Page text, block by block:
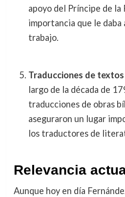
apoyo del Príncipe de la
importancia que le daba
trabajo.
Traducciones de
largo de la década de
traducciones de obras
aseguraron un lugar
los traductores de
Relevancia
Aunque hoy en día